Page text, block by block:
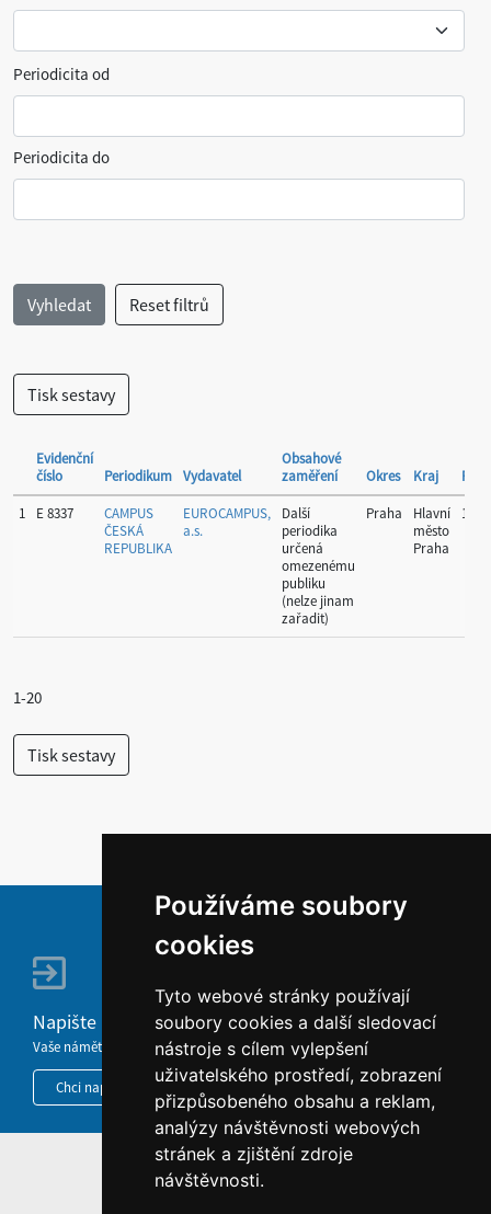
Používáme soubory
cookies
Tyto webové stránky používají
soubory cookies a další sledovací
nástroje s cílem vylepšení
uživatelského prostředí, zobrazení
přizpůsobeného obsahu a reklam,
analýzy návštěvnosti webových
stránek a zjištění zdroje
návštěvnosti.
Periodicita od
Periodicita do
Evidenční
číslo
Periodikum Vydavatel
Obsahové
zaměření
Okres Kraj
1
E 8337
CAMPUS
ČESKÁ
REPUBLIKA
EUROCAMPUS,
a.s.
Další
periodika
určená
omezenému
publiku
(nelze jinam
zařadit)
Praha
Hlavní
město
Praha
10
1-20
Napište nám
Vaše náměty, komentáře, připomínky a dotazy nezůstanou bez odezvy.
Chci napsat MKČR
HOME